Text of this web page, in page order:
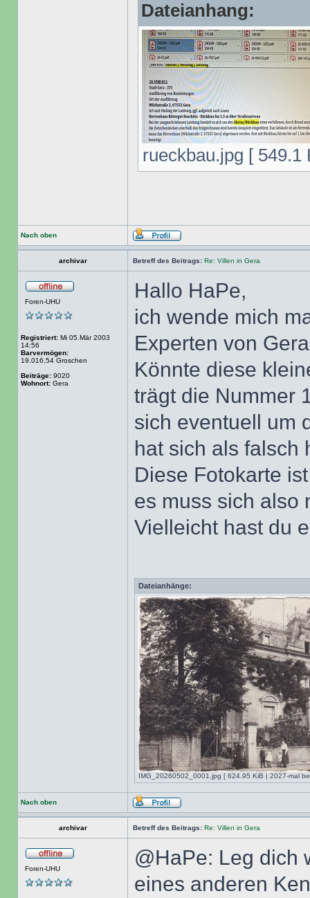
Dateianhang:
rueckbau.jpg [ 549.1
Nach oben
archivar Betreff des Beitrags: Re: Villen in Gera
Foren-UHU
Registriert: Mi 05.Mär 2003
14:56
Barvermögen:
19.016,54 Groschen
Beiträge: 9020
Wohnort: Gera
Hallo HaPe,
ich wende mich
Experten von
Könnte diese
trägt die Nummer
sich eventuell um
hat sich als falsch
Diese Fotokarte
es muss sich also
Vielleicht hast du
Dateianhänge:
IMG_20260502_0001.jpg [ 624.95 KiB | 2027-mal
Nach oben
archivar Betreff des Beitrags: Re: Villen in Gera
Foren-UHU
@HaPe: Leg dich
eines anderen